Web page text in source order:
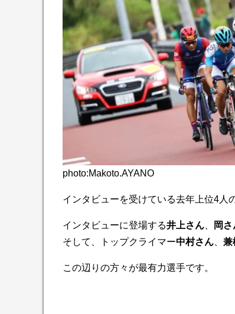
photo:Makoto.AYANO
インタビューを受けている去年上位4人
インタビューに登場する井上さん、 岡さ
そして、トップクライマー中村さん、 兼
この辺りの方々が最有力選手です。